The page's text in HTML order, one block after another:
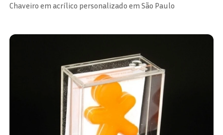
Chaveiro em acrílico personalizado em São Paulo